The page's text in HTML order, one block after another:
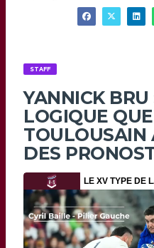
STAFF
YANNICK BRU
LOGIQUE
TOULOUSAIN
DES